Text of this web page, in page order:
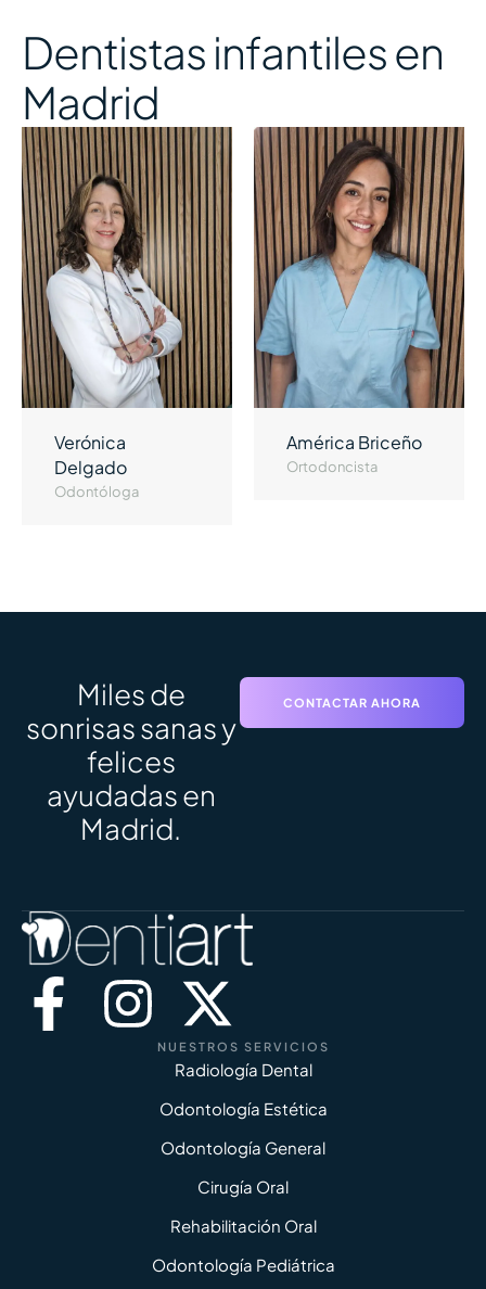
Dentistas infantiles en
Madrid
Verónica
Delgado
Odontóloga
América Briceño
Ortodoncista
Miles de
sonrisas sanas y
felices
ayudadas en
Madrid.
CONTACTAR AHORA
NUESTROS SERVICIOS
Radiología Dental
Odontología Estética
Odontología General
Cirugía Oral
Rehabilitación Oral
Odontología Pediátrica